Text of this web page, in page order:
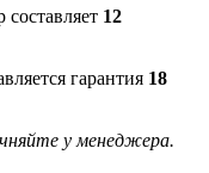
12
гарантия 18
у менеджера.